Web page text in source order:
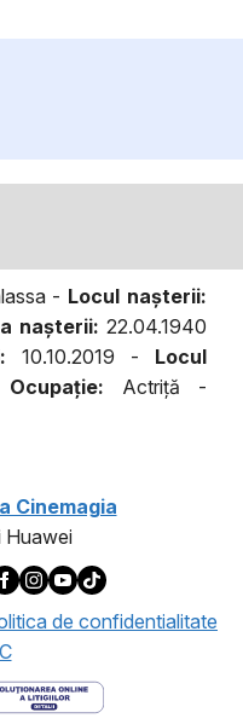
- Locul naşterii:
naşterii: 22.04.1940
10.10.2019 - Locul
Ocupaţie: Actriţă -
Cinemagia
Huawei
de confidentialitate